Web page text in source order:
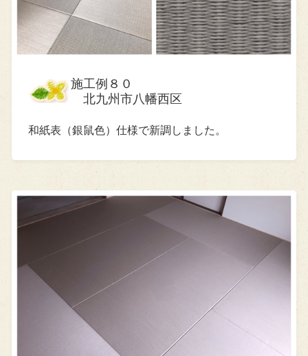
施工例８０
北九州市八幡西区
和紙表（銀鼠色）仕様で新調しました。